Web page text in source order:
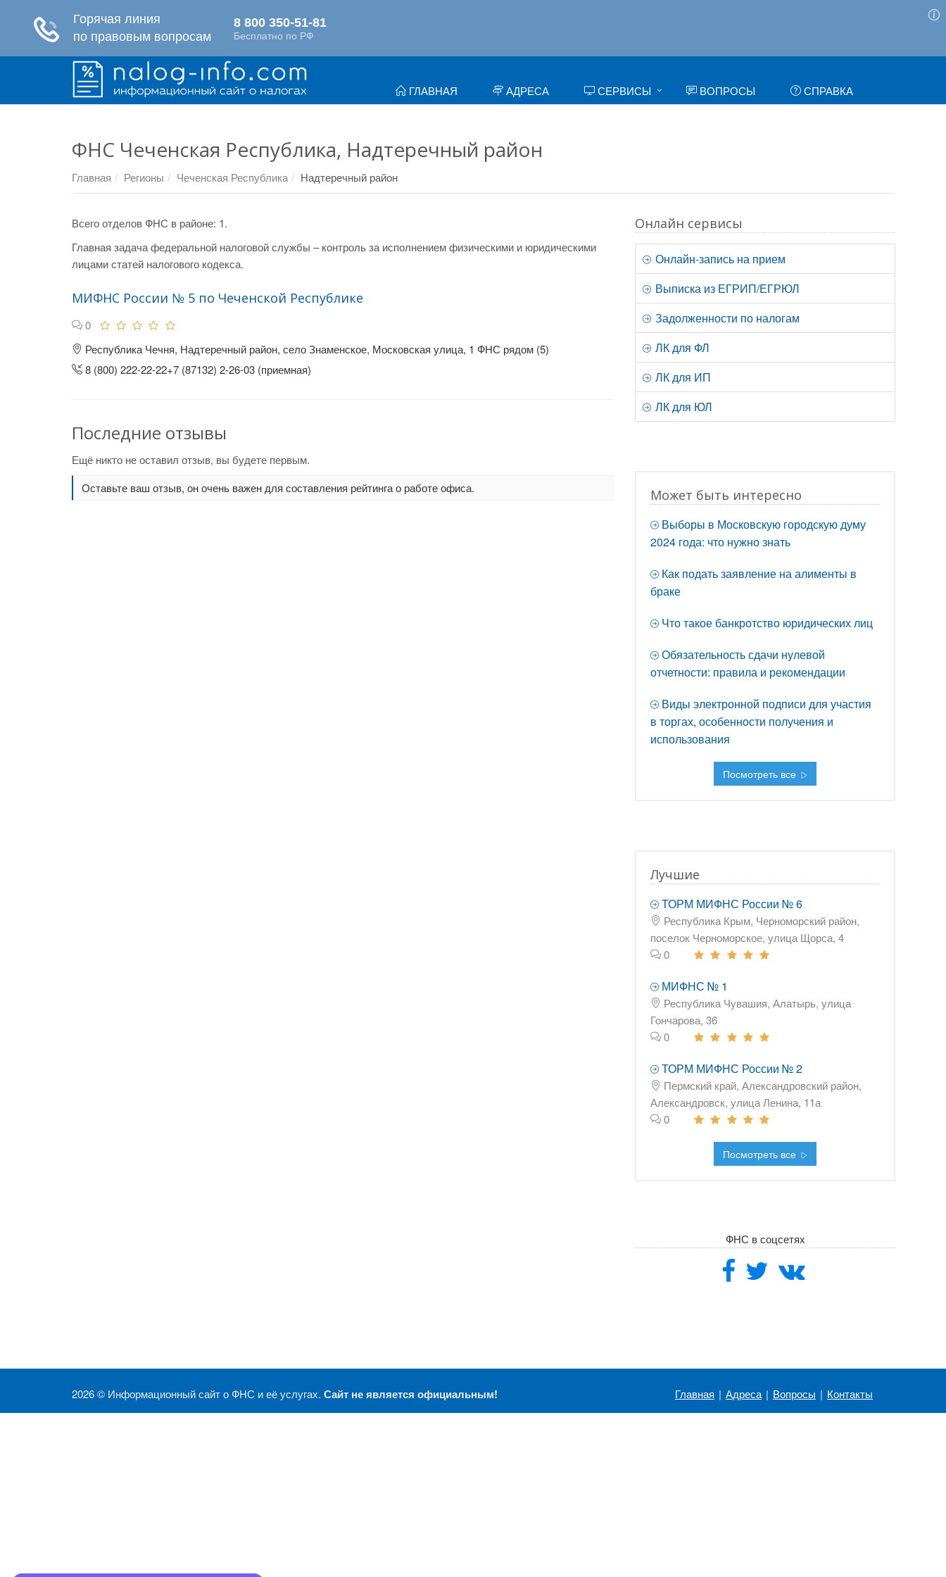
ГЛАВНАЯ АДРЕСА СЕРВИСЫ ВОПРОСЫ СПРАВКА
ФНС Чеченская Республика, Надтеречный район
Главная Регионы Чеченская Республика Надтеречный район
Всего отделов ФНС в районе: 1.
Главная задача федеральной налоговой службы – контроль за исполнением физическими и юридическими
лицами статей налогового кодекса.
МИФНС России № 5 по Чеченской Республике
0
Республика Чечня, Надтеречный район, село Знаменское, Московская улица, 1 ФНС рядом (5)
8 (800) 222-22-22+7 (87132) 2-26-03 (приемная)
Последние отзывы
Ещё никто не оставил отзыв, вы будете первым.
Оставьте ваш отзыв, он очень важен для составления рейтинга о работе офиса.
Онлайн сервисы
Онлайн-запись на прием
Выписка из ЕГРИП/ЕГРЮЛ
Задолженности по налогам
ЛК для ФЛ
ЛК для ИП
ЛК для ЮЛ
Может быть интересно
Выборы в Московскую городскую думу
2024 года: что нужно знать
Как подать заявление на алименты в
браке
Что такое банкротство юридических лиц
Обязательность сдачи нулевой
отчетности: правила и рекомендации
Виды электронной подписи для участия
в торгах, особенности получения и
использования
Посмотреть все
Лучшие
ТОРМ МИФНС России № 6
Республика Крым, Черноморский район,
поселок Черноморское, улица Щорса, 4
0
МИФНС № 1
Республика Чувашия, Алатырь, улица
Гончарова, 36
0
ТОРМ МИФНС России № 2
Пермский край, Александровский район,
Александровск, улица Ленина, 11а
0
Посмотреть все
ФНС в соцсетях
2026 © Информационный сайт о ФНС и её услугах. Сайт не является официальным! Главная | Адреса | Вопросы | Контакты